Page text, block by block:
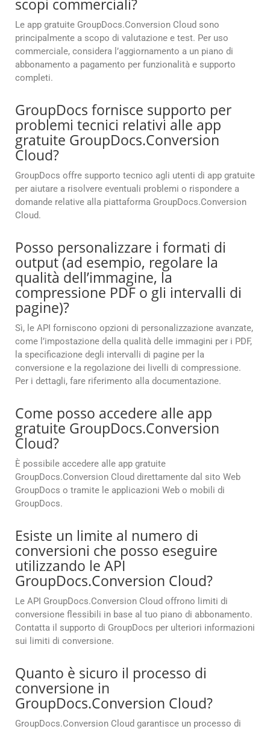
scopi commerciali?
Le app gratuite GroupDocs.Conversion Cloud sono
principalmente a scopo di valutazione e test. Per uso
commerciale, considera l’aggiornamento a un piano di
abbonamento a pagamento per funzionalità e supporto
completi.
GroupDocs fornisce supporto per
problemi tecnici relativi alle app
gratuite GroupDocs.Conversion
Cloud?
GroupDocs offre supporto tecnico agli utenti di app gratuite
per aiutare a risolvere eventuali problemi o rispondere a
domande relative alla piattaforma GroupDocs.Conversion
Cloud.
Posso personalizzare i formati di
output (ad esempio, regolare la
qualità dell’immagine, la
compressione PDF o gli intervalli di
pagine)?
Sì, le API forniscono opzioni di personalizzazione avanzate,
come l’impostazione della qualità delle immagini per i PDF,
la specificazione degli intervalli di pagine per la
conversione e la regolazione dei livelli di compressione.
Per i dettagli, fare riferimento alla documentazione.
Come posso accedere alle app
gratuite GroupDocs.Conversion
Cloud?
È possibile accedere alle app gratuite
GroupDocs.Conversion Cloud direttamente dal sito Web
GroupDocs o tramite le applicazioni Web o mobili di
GroupDocs.
Esiste un limite al numero di
conversioni che posso eseguire
utilizzando le API
GroupDocs.Conversion Cloud?
Le API GroupDocs.Conversion Cloud offrono limiti di
conversione flessibili in base al tuo piano di abbonamento.
Contatta il supporto di GroupDocs per ulteriori informazioni
sui limiti di conversione.
Quanto è sicuro il processo di
conversione in
GroupDocs.Conversion Cloud?
GroupDocs.Conversion Cloud garantisce un processo di